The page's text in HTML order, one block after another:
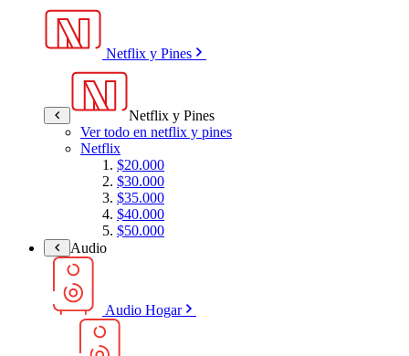
Netflix y Pines
Netflix y Pines
Ver todo en netflix y pines
Netflix
$20.000
$30.000
$35.000
$40.000
$50.000
Audio
Audio Hogar